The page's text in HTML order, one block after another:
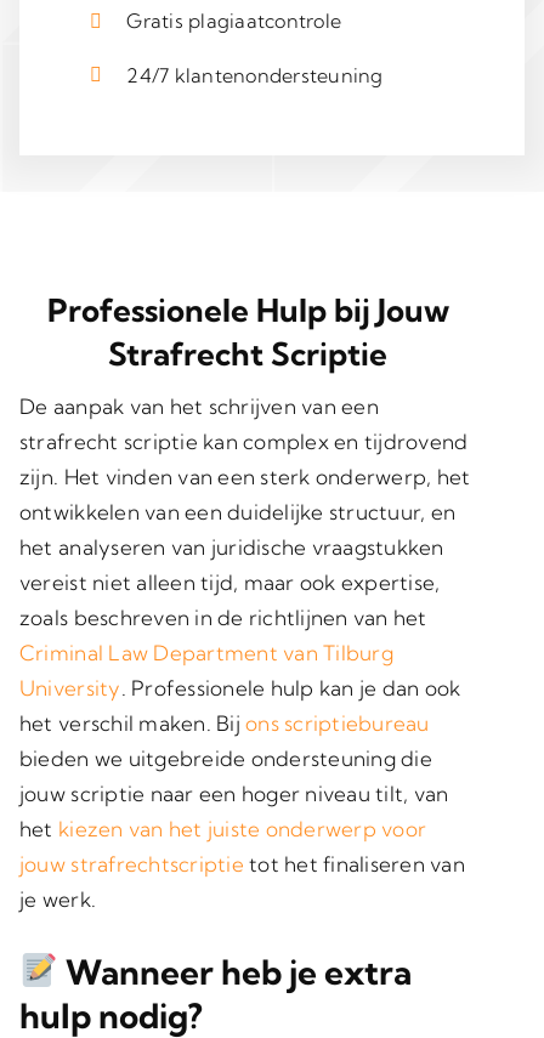
Gratis plagiaatcontrole
24/7 klantenondersteuning
Professionele Hulp bij Jouw
Strafrecht Scriptie
De aanpak van het schrijven van een
strafrecht scriptie kan complex en tijdrovend
zijn. Het vinden van een sterk onderwerp, het
ontwikkelen van een duidelijke structuur, en
het analyseren van juridische vraagstukken
vereist niet alleen tijd, maar ook expertise,
zoals beschreven in de richtlijnen van het
Criminal Law Department van Tilburg
University . Professionele hulp kan je dan ook
het verschil maken. Bijons scriptiebureau
bieden we uitgebreide ondersteuning die
jouw scriptie naar een hoger niveau tilt, van
het kiezen van het juiste onderwerp voor
jouw strafrecht­scriptie tot het finaliseren van
je werk.
Wanneer heb je extra
hulp nodig?